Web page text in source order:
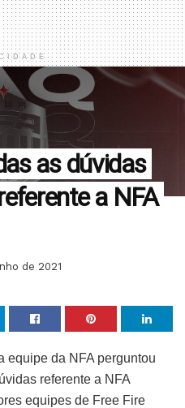
as dúvidas
a NFA
de 2021
equipe da NFA perguntou
referente a NFA
equipes de Free Fire